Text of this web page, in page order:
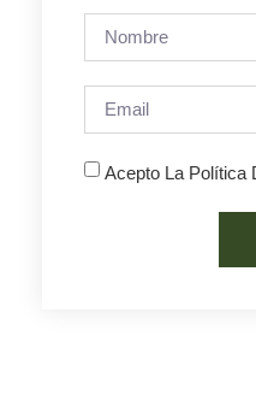
Acepto La Política